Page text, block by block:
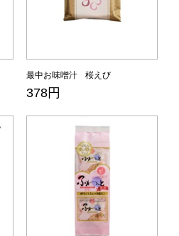
最中お味噌汁 桜えび
378円